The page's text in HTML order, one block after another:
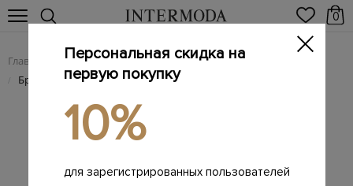
0
Главная Женщинам / Женская одежда / Женские брюки
/ Брюки свободного кроя из дышащей льняной ткани
Персональная скидка на
первую покупку
10%
для зарегистрированных пользователей